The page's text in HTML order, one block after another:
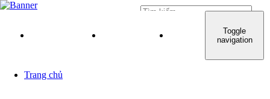
QUY TRÌNH KHÁM
Toggle
navigation
Trang chủ